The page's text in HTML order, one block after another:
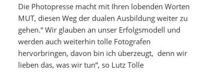
Die Photopresse macht mit Ihren lobenden Worten
MUT, diesen Weg der dualen Ausbildung weiter zu
gehen.“ Wir glauben an unser Erfolgsmodell und
werden auch weiterhin tolle Fotografen
hervorbringen, davon bin ich überzeugt, denn wir
lieben das, was wir tun“, so Lutz Tölle